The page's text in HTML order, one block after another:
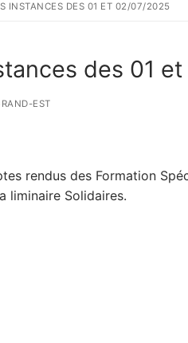
INSTANCES DES 01 ET 02/07/2025
des 01
EST
rendus des Formation
liminaire Solidaires.